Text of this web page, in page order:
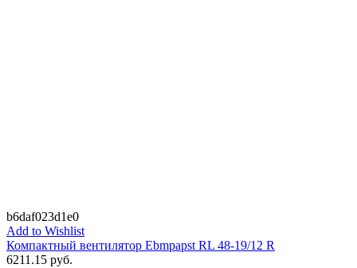
b6daf023d1e0
Add to Wishlist
Компактный вентилятор Ebmpapst RL 48-19/12 R
6211.15 руб.